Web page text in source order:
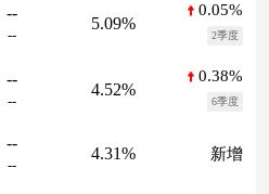
--
--
5.09%
0.05%
2季度
--
--
4.52%
0.38%
6季度
--
--
4.31% 新增